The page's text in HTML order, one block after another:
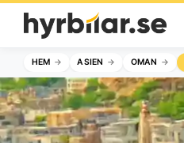
HEM ASIEN OMAN